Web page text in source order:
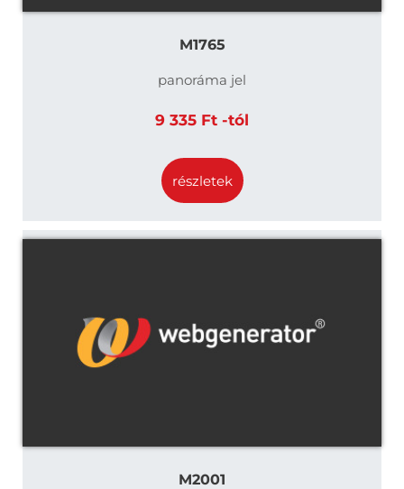
M1765
panoráma jel
9 335 Ft -tól
részletek
M2001